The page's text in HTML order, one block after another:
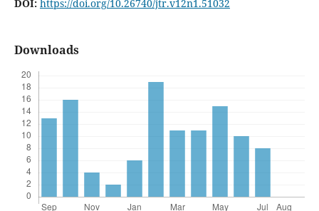
DOI: https://doi.org/10.26740/jtr.v12n1.51032
Downloads